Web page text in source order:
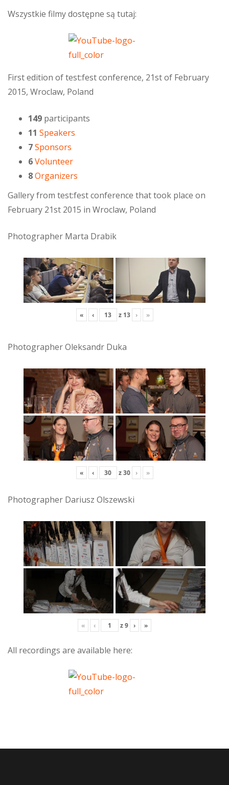
Wszystkie filmy dostępne są tutaj:
First edition of test:fest conference, 21st of February
2015, Wroclaw, Poland
149 participants
11 Speakers
7Sponsors
6Volunteer
8Organizers
Gallery from test:fest conference that took place on
February 21st 2015 in Wroclaw, Poland
Photographer Marta Drabik
« ‹ z 13 › »
Photographer Oleksandr Duka
« ‹ z30 › »
Photographer Dariusz Olszewski
« ‹ z9 › »
All recordings are available here: